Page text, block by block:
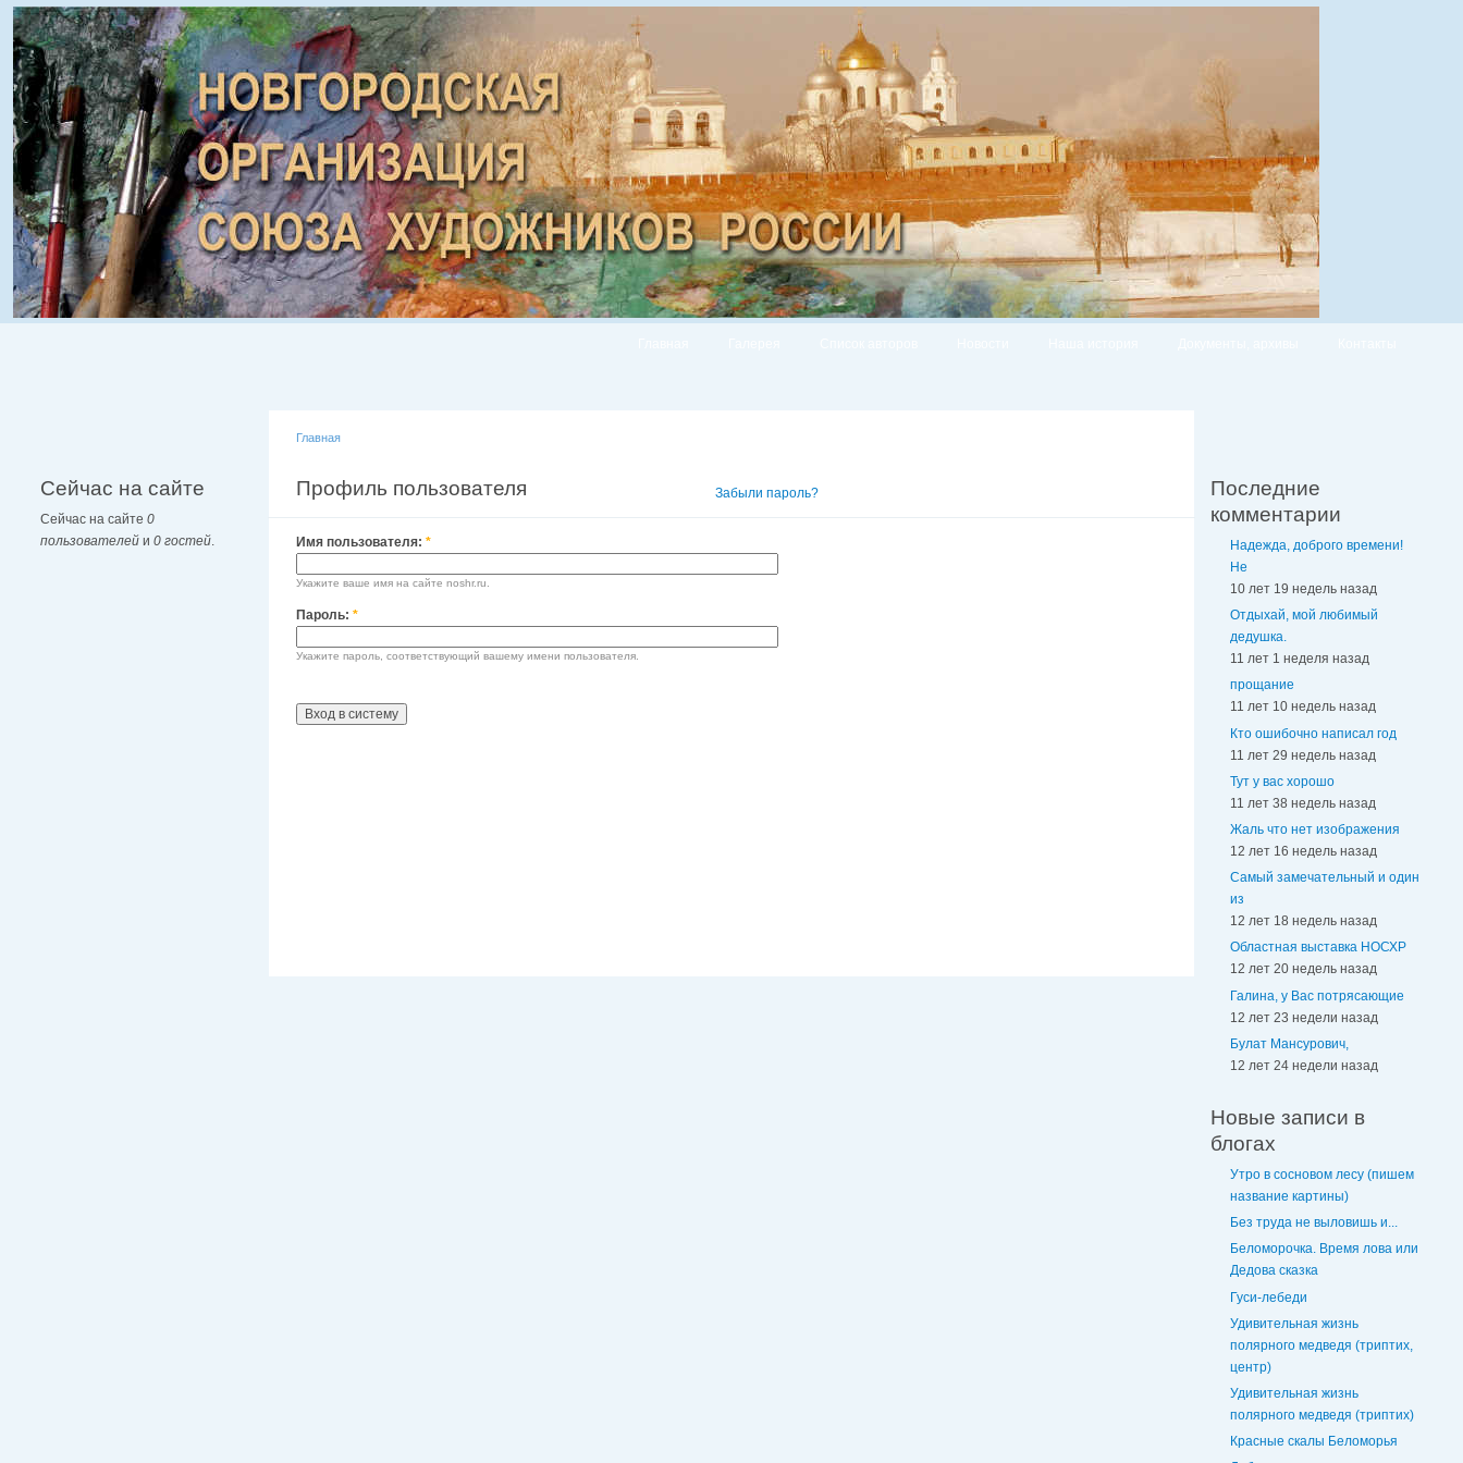
Сейчас на сайте
Сейчас на сайте 0
пользователей и 0 гостей.
Главная
Профиль пользователя Забыли пароль?
Имя пользователя: *
Укажите ваше имя на сайте noshr.ru.
Пароль: *
Укажите пароль, соответствующий вашему имени пользователя.
Последние
комментарии
Надежда, доброго времени!
Не
10 лет 19 недель назад
Отдыхай, мой любимый
дедушка.
11 лет 1 неделя назад
прощание
11 лет 10 недель назад
Кто ошибочно написал год
11 лет 29 недель назад
Тут у вас хорошо
11 лет 38 недель назад
Жаль что нет изображения
12 лет 16 недель назад
Самый замечательный и один
из
12 лет 18 недель назад
Областная выставка НОСХР
12 лет 20 недель назад
Галина, у Вас потрясающие
12 лет 23 недели назад
Булат Мансурович,
12 лет 24 недели назад
Новые записи в
блогах
Утро в сосновом лесу (пишем
название картины)
Без труда не выловишь и...
Беломорочка. Время лова или
Дедова сказка
Гуси-лебеди
Удивительная жизнь
полярного медведя (триптих,
центр)
Удивительная жизнь
полярного медведя (триптих)
Красные скалы Беломорья